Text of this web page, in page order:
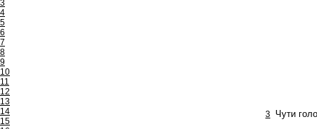
3
4
5
6
7
8
9
10
11
12
13
14
15
3 Чути